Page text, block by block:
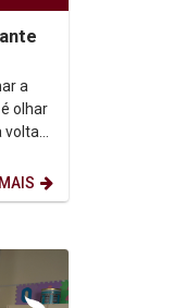
a
olhar